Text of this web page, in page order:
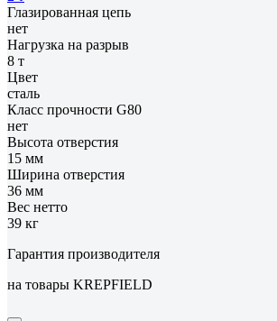
Глазированная цепь
нет
Нагрузка на разрыв
8 т
Цвет
сталь
Класс прочности G80
нет
Высота отверстия
15 мм
Ширина отверстия
36 мм
Вес нетто
39 кг
Гарантия производителя
на товары KREPFIELD